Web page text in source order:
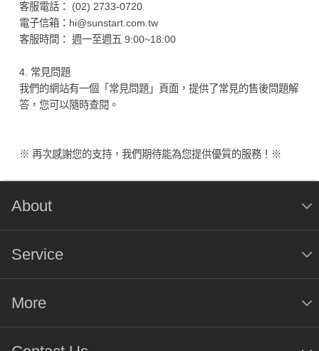
客服電話： (02) 2733-0720
電子信箱：hi@sunstart.com.tw
客服時間： 週一至週五 9:00~18:00
4. 常見問題
我們的網站有一個「常見問題」頁面，提供了常見的售後問題解
答，您可以隨時查閱。
※ 再次感謝您的支持，我們期待能為您提供優質的服務！※
About
Service
More